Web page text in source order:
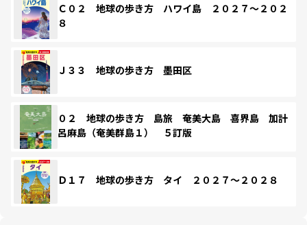
Ｃ０２ 地球の歩き方 ハワイ島 ２０２７～２０２
８
Ｊ３３ 地球の歩き方 墨田区
０２ 地球の歩き方 島旅 奄美大島 喜界島 加計
呂麻島（奄美群島１） ５訂版
Ｄ１７ 地球の歩き方 タイ ２０２７～２０２８